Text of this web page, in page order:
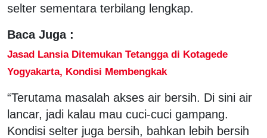
selter sementara terbilang lengkap.
Baca Juga :
Jasad Lansia Ditemukan Tetangga di Kotagede
Yogyakarta, Kondisi Membengkak
“Terutama masalah akses air bersih. Di sini air
lancar, jadi kalau mau cuci-cuci gampang.
Kondisi selter juga bersih, bahkan lebih bersih